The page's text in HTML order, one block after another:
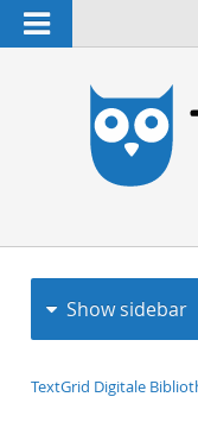
Navigation
Show sidebar
TextGrid Digitale